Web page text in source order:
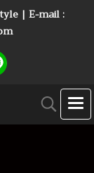
| E-mail :